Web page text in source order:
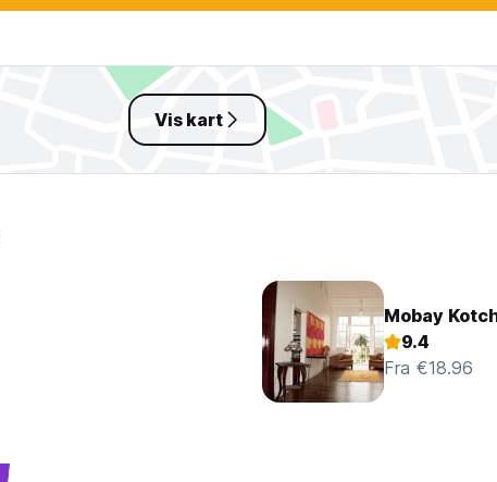
Vis kart
Mobay
9.4
Fra €18.96